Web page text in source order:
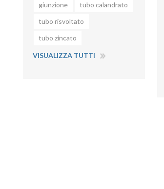
giunzione
tubo calandrato
tubo risvoltato
tubo zincato
VISUALIZZA TUTTI